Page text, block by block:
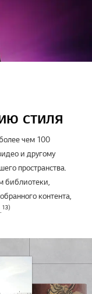
всеми ИИ-
голосовыми
проще.